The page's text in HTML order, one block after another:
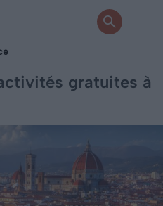
gratuites à